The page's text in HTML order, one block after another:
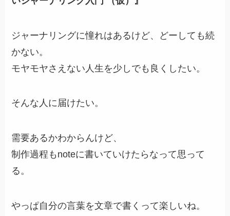
ジャーナリングに憧れはあるけど、どーしても続
かない。
モヤモヤさえない人生を少しでも良くしたい。
そんな人に届けたい。
需要あるかわからんけど、
制作過程もnoteに書いていけたらなって思って
る。
やっぱ自分の言葉を文章で書くって楽しいね。